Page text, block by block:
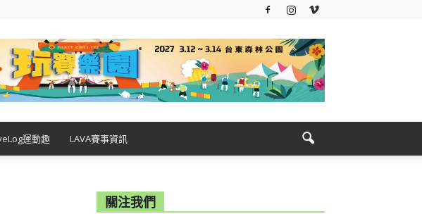
運動趣 LAVA賽事資訊
關注我們